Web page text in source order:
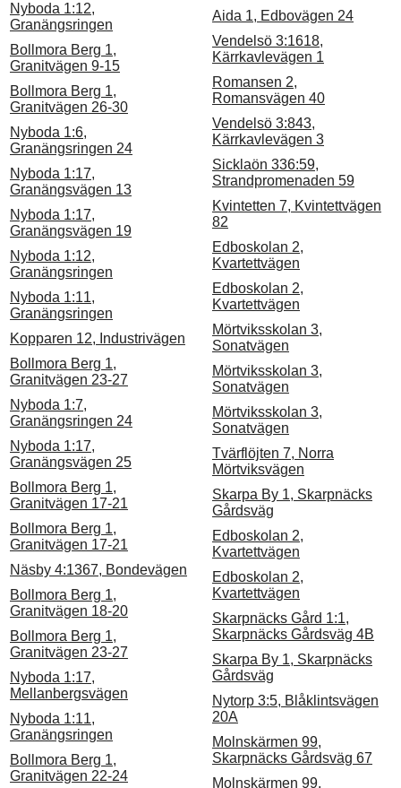
Nyboda 1:12,
Granängsringen
Bollmora Berg 1,
Granitvägen 9-15
Bollmora Berg 1,
Granitvägen 26-30
Nyboda 1:6,
Granängsringen 24
Nyboda 1:17,
Granängsvägen 13
Nyboda 1:17,
Granängsvägen 19
Nyboda 1:12,
Granängsringen
Nyboda 1:11,
Granängsringen
Kopparen 12, Industrivägen
Bollmora Berg 1,
Granitvägen 23-27
Nyboda 1:7,
Granängsringen 24
Nyboda 1:17,
Granängsvägen 25
Bollmora Berg 1,
Granitvägen 17-21
Bollmora Berg 1,
Granitvägen 17-21
Näsby 4:1367, Bondevägen
Bollmora Berg 1,
Granitvägen 18-20
Bollmora Berg 1,
Granitvägen 23-27
Nyboda 1:17,
Mellanbergsvägen
Nyboda 1:11,
Granängsringen
Bollmora Berg 1,
Granitvägen 22-24
Aida 1, Edbovägen 24
Vendelsö 3:1618,
Kärrkavlevägen 1
Romansen 2,
Romansvägen 40
Vendelsö 3:843,
Kärrkavlevägen 3
Sicklaön 336:59,
Strandpromenaden 59
Kvintetten 7, Kvintettvägen
82
Edboskolan 2,
Kvartettvägen
Edboskolan 2,
Kvartettvägen
Mörtviksskolan 3,
Sonatvägen
Mörtviksskolan 3,
Sonatvägen
Mörtviksskolan 3,
Sonatvägen
Tvärflöjten 7, Norra
Mörtviksvägen
Skarpa By 1, Skarpnäcks
Gårdsväg
Edboskolan 2,
Kvartettvägen
Edboskolan 2,
Kvartettvägen
Skarpnäcks Gård 1:1,
Skarpnäcks Gårdsväg 4B
Skarpa By 1, Skarpnäcks
Gårdsväg
Nytorp 3:5, Blåklintsvägen
20A
Molnskärmen 99,
Skarpnäcks Gårdsväg 67
Molnskärmen 99,